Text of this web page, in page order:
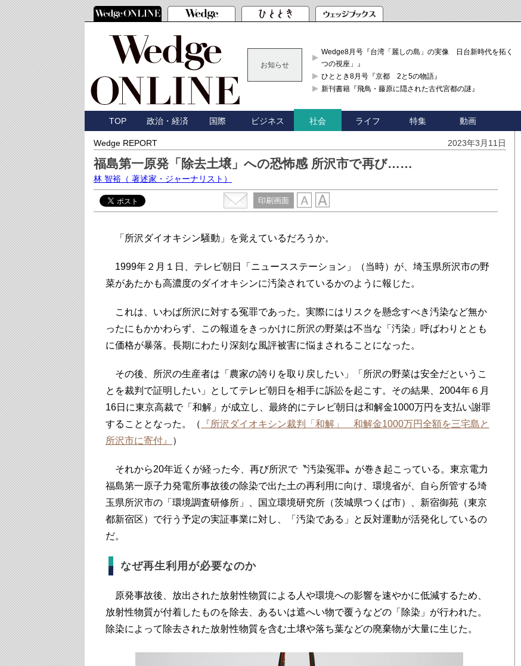
お知らせ
Wedge8月号『台湾「麗しの島」の実像 日台新時代を拓く「3
つの視座」』
ひととき8月号『京都 2と5の物語』
新刊書籍『飛鳥・藤原に隠された古代宮都の謎』
TOP 政治・経済 国際 ビジネス 社会 ライフ 特集 動画
Wedge REPORT 2023年3月11日
福島第一原発「除去土壌」への恐怖感 所沢市で再び……
林 智裕 （ 著述家・ジャーナリスト）
印刷画面
「所沢ダイオキシン騒動」を覚えているだろうか。
1999年２月１日、テレビ朝日「ニュースステーション」（当時）が、埼玉県所沢市の野
菜があたかも高濃度のダイオキシンに汚染されているかのように報じた。
これは、いわば所沢に対する冤罪であった。実際にはリスクを懸念すべき汚染など無か
ったにもかかわらず、この報道をきっかけに所沢の野菜は不当な「汚染」呼ばわりととも
に価格が暴落。長期にわたり深刻な風評被害に悩まされることになった。
その後、所沢の生産者は「農家の誇りを取り戻したい」「所沢の野菜は安全だというこ
とを裁判で証明したい」としてテレビ朝日を相手に訴訟を起こす。その結果、2004年６月
16日に東京高裁で「和解」が成立し、最終的にテレビ朝日は和解金1000万円を支払い謝罪
することとなった。（
『所沢ダイオキシン裁判「和解」 和解金1000万円全額を三宅島と
所沢市に寄付』
）
それから20年近くが経った今、再び所沢で〝汚染冤罪〟が巻き起こっている。東京電力
福島第一原子力発電所事故後の除染で出た土の再利用に向け、環境省が、自ら所管する埼
玉県所沢市の「環境調査研修所」、国立環境研究所（茨城県つくば市）、新宿御苑（東京
都新宿区）で行う予定の実証事業に対し、「汚染である」と反対運動が活発化しているの
だ。
なぜ再生利用が必要なのか
原発事故後、放出された放射性物質による人や環境への影響を速やかに低減するため、
放射性物質が付着したものを除去、あるいは遮へい物で覆うなどの「除染」が行われた。
除染によって除去された放射性物質を含む土壌や落ち葉などの廃棄物が大量に生じた。